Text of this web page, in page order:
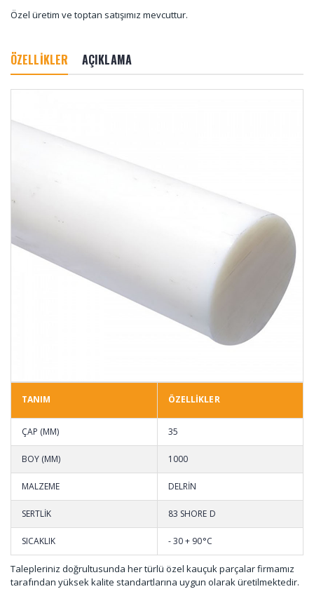
Özel üretim ve toptan satışımız mevcuttur.
ÖZELLİKLER AÇIKLAMA
TANIM ÖZELLİKLER
ÇAP (MM) 35
BOY (MM) 1000
MALZEME DELRİN
SERTLİK 83 SHORE D
SICAKLIK - 30 + 90°C
Talepleriniz doğrultusunda her türlü özel kauçuk parçalar firmamız
tarafından yüksek kalite standartlarına uygun olarak üretilmektedir.